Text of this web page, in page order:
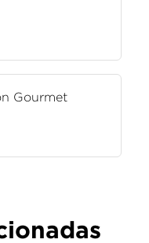
Gourmet